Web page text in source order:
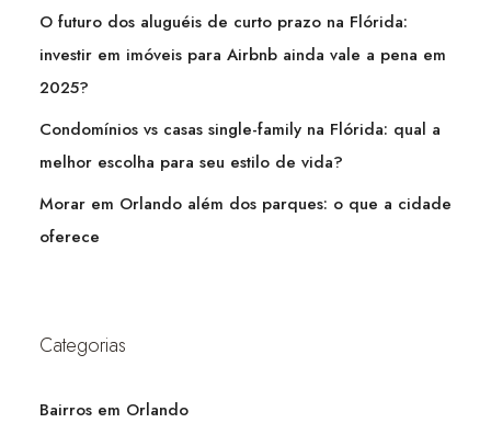
O futuro dos aluguéis de curto prazo na Flórida:
investir em imóveis para Airbnb ainda vale a pena em
2025?
Condomínios vs casas single-family na Flórida: qual a
melhor escolha para seu estilo de vida?
Morar em Orlando além dos parques: o que a cidade
oferece
Categorias
Bairros em Orlando